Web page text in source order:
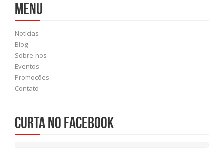
Menu
Notícias
Blog
Sobre-nos
Eventos
Promoções
Contato
Curta no Facebook